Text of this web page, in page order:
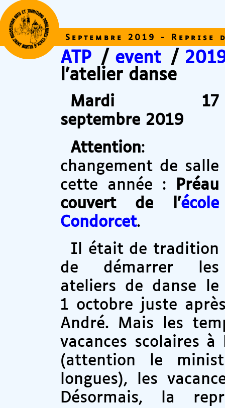
ATP / event /
l’atelier danse
Septembre 2019 - Reprise
Mardi 17
septembre 2019
Attention:
changement de salle
cette année :
Préau
couvert de l’école
Condorcet.
Il était de tradition
de démarrer les
ateliers de danse le
1 octobre juste
André. Mais les
vacances scolaires
(attention le
longues), les
Désormais, la